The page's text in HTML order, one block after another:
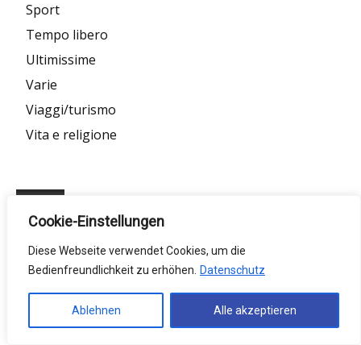
Cookie-Einstellungen
Diese Webseite verwendet Cookies, um die
Bedienfreundlichkeit zu erhöhen.
Datenschutz
Ablehnen Alle akzeptieren
Sport
Tempo libero
Ultimissime
Varie
Viaggi/turismo
Vita e religione
Eintrags-Feed
WordPress.org